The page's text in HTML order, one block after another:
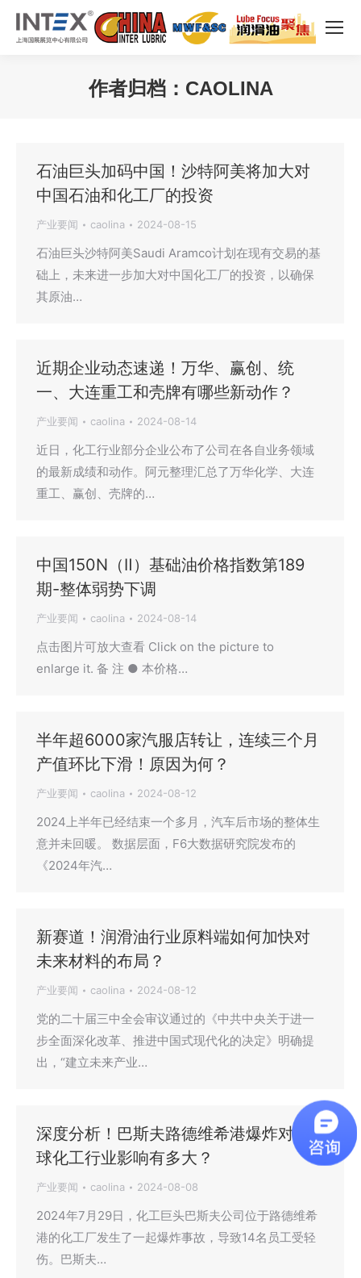
作者归档： CAOLINA
石油巨头加码中国！沙特阿美将加大对
中国石油和化工厂的投资
产业要闻 caolina 2024-08-15
石油巨头沙特阿美Saudi Aramco计划在现有交易的基
础上，未来进一步加大对中国化工厂的投资，以确保
其原油…
近期企业动态速递！万华、赢创、统
一、大连重工和壳牌有哪些新动作？
产业要闻 caolina 2024-08-14
近日，化工行业部分企业公布了公司在各自业务领域
的最新成绩和动作。阿元整理汇总了万华化学、大连
重工、赢创、壳牌的…
中国150N（Ⅱ）基础油价格指数第189
期-整体弱势下调
产业要闻 caolina 2024-08-14
点击图片可放大查看 Click on the picture to
enlarge it. 备 注 ● 本价格…
半年超6000家汽服店转让，连续三个月
产值环比下滑！原因为何？
产业要闻 caolina 2024-08-12
2024上半年已经结束一个多月，汽车后市场的整体生
意并未回暖。 数据层面，F6大数据研究院发布的
《2024年汽…
新赛道！润滑油行业原料端如何加快对
未来材料的布局？
产业要闻 caolina 2024-08-12
党的二十届三中全会审议通过的《中共中央关于进一
步全面深化改革、推进中国式现代化的决定》明确提
出，“建立未来产业…
深度分析！巴斯夫路德维希港爆炸对全
球化工行业影响有多大？
产业要闻 caolina 2024-08-08
2024年7月29日，化工巨头巴斯夫公司位于路德维希
港的化工厂发生了一起爆炸事故，导致14名员工受轻
伤。巴斯夫…